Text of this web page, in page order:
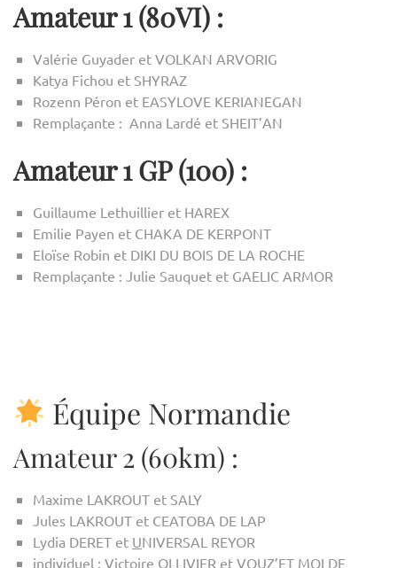
Amateur 1 (80VI) :
Valérie Guyader et VOLKAN ARVORIG
Katya Fichou et SHYRAZ
Rozenn Péron et EASYLOVE KERIANEGAN
Remplaçante : Anna Lardé et SHEIT’AN
Amateur 1 GP (100) :
Guillaume Lethuillier et HAREX
Emilie Payen et CHAKA DE KERPONT
Eloïse Robin et DIKI DU BOIS DE LA ROCHE
Remplaçante : Julie Sauquet et GAELIC ARMOR
Équipe Normandie
Amateur 2 (60km) :
Maxime LAKROUT et SALY
Jules LAKROUT et CEATOBA DE LAP
Lydia DERET et UNIVERSAL REYOR
individuel : Victoire OLLIVIER et VOUZ’ET MOI DE